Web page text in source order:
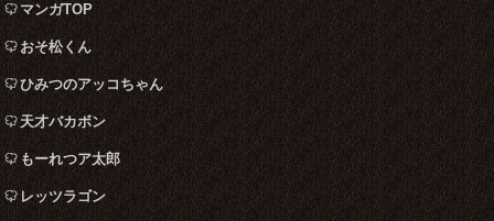
マンガTOP
おそ松くん
ひみつのアッコちゃん
天才バカボン
もーれつア太郎
レッツラゴン